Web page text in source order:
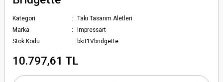
Kategori
Takı Tasarım Aletleri
Marka
Impressart
Stok Kodu
bkit1Vbridgette
10.797,61 TL